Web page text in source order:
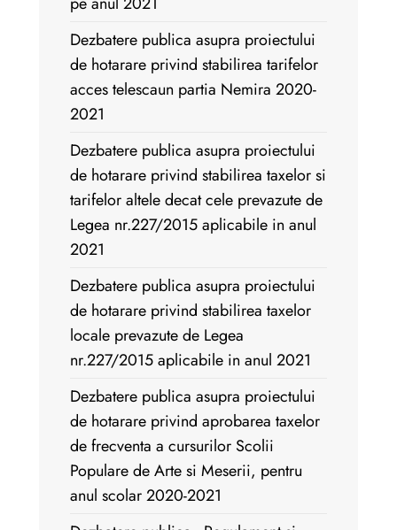
Dezbatere publica asupra proiectului
de hotarare privind stabilirea tarifelor
acces telescaun partia Nemira 2020-
2021
Dezbatere publica asupra proiectului
de hotarare privind stabilirea taxelor si
tarifelor altele decat cele prevazute de
Legea nr.227/2015 aplicabile in anul
2021
Dezbatere publica asupra proiectului
de hotarare privind stabilirea taxelor
locale prevazute de Legea
nr.227/2015 aplicabile in anul 2021
Dezbatere publica asupra proiectului
de hotarare privind aprobarea taxelor
de frecventa a cursurilor Scolii
Populare de Arte si Meserii, pentru
anul scolar 2020-2021